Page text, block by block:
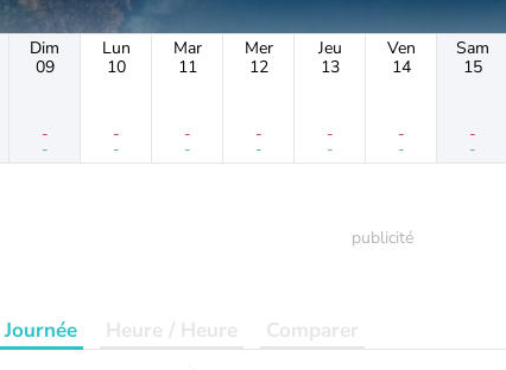
Dim
09
-
-
Lun
10
-
-
Mar
11
-
-
Mer
12
-
-
Jeu
13
-
-
Ven
14
-
-
Sam
15
-
-
Journée Heure / Heure Comparer